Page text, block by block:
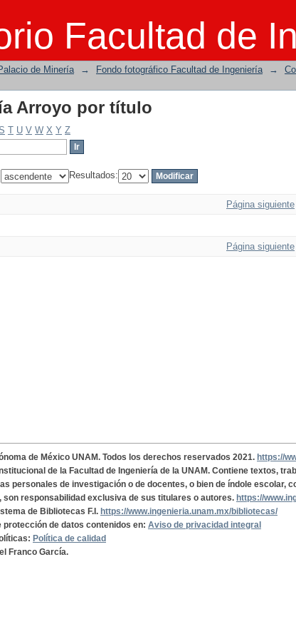
Facultad de
Arroyo por título
de Minería → Fondo fotográfico Facultad de Ingeniería →
Arroyo por título
T U V W X Y Z
Resultados:
Página siguiente
Página siguiente
de México UNAM. Todos los derechos reservados 2021. https://
de la Facultad de Ingeniería de la UNAM. Contiene textos,
personales de investigación o de docentes, o bien de índole escolar,
responsabilidad exclusiva de sus titulares o autores. https://
de Bibliotecas F.I. https://www.ingenieria.unam.mx/bibliotecas/
de datos contenidos en: Aviso de privacidad integral
Política de calidad
Franco García.